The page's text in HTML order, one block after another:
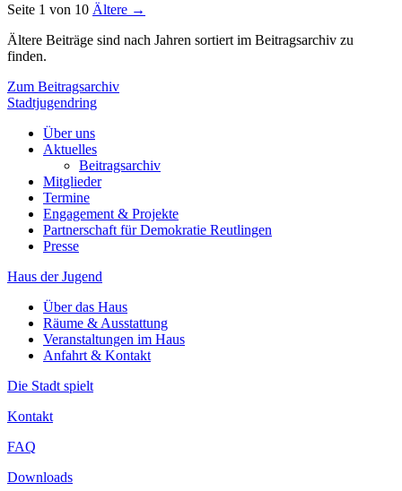
Seite 1 von 10 Ältere →
Ältere Beiträge sind nach Jahren sortiert im Beitragsarchiv zu
finden.
Zum Beitragsarchiv
Stadtjugendring
Über uns
Aktuelles
Beitragsarchiv
Mitglieder
Termine
Engagement & Projekte
Partnerschaft für Demokratie Reutlingen
Presse
Haus der Jugend
Über das Haus
Räume & Ausstattung
Veranstaltungen im Haus
Anfahrt & Kontakt
Die Stadt spielt
Kontakt
FAQ
Downloads